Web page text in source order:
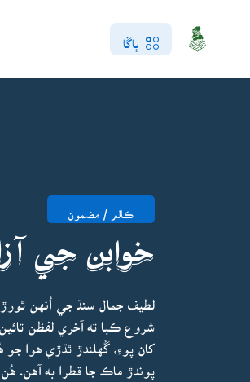
ڀاڱا
ڪالم / مضمون
خوابن جي
لطيف جمال سنڌ جي اُنهن
شروع ڪبا ته آخري لفظن
کان پوءِ، گُهلندڙ ٿڌڙي هوا جو
پوندڙ ماڪ جا قطرا به